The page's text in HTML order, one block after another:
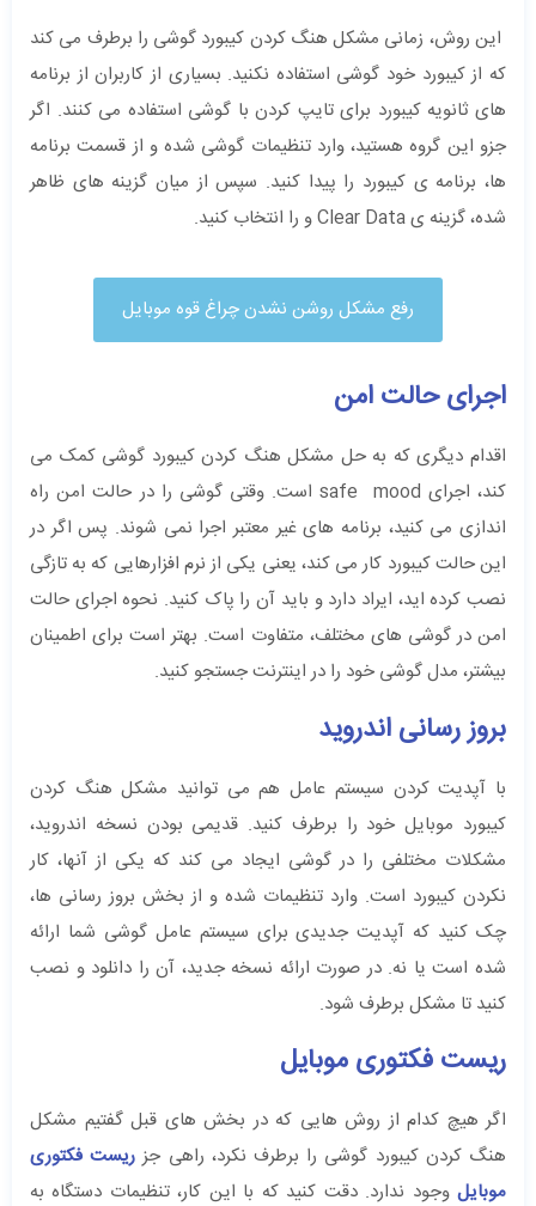
این روش، زمانی مشکل هنگ کردن کیبورد گوشی را برطرف می کند
که از کیبورد خود گوشی استفاده نکنید. بسیاری از کاربران از برنامه
های ثانویه کیبورد برای تایپ کردن با گوشی استفاده می کنند. اگر
جزو این گروه هستید، وارد تنظیمات گوشی شده و از قسمت برنامه
ها، برنامه ی کیبورد را پیدا کنید. سپس از میان گزینه های ظاهر
شده، گزینه ی Clear Data و را انتخاب کنید.
رفع مشکل روشن نشدن چراغ قوه موبایل
اجرای حالت امن
اقدام دیگری که به حل مشکل هنگ کردن کیبورد گوشی کمک می
کند، اجرای safe mood است. وقتی گوشی را در حالت امن راه
اندازی می کنید، برنامه های غیر معتبر اجرا نمی شوند. پس اگر در
این حالت کیبورد کار می کند، یعنی یکی از نرم افزارهایی که به تازگی
نصب کرده اید، ایراد دارد و باید آن را پاک کنید. نحوه اجرای حالت
امن در گوشی های مختلف، متفاوت است. بهتر است برای اطمینان
بیشتر، مدل گوشی خود را در اینترنت جستجو کنید.
بروز رسانی اندروید
با آپدیت کردن سیستم عامل هم می توانید مشکل هنگ کردن
کیبورد موبایل خود را برطرف کنید. قدیمی بودن نسخه اندروید،
مشکلات مختلفی را در گوشی ایجاد می کند که یکی از آنها، کار
نکردن کیبورد است. وارد تنظیمات شده و از بخش بروز رسانی ها،
چک کنید که آپدیت جدیدی برای سیستم عامل گوشی شما ارائه
شده است یا نه. در صورت ارائه نسخه جدید، آن را دانلود و نصب
کنید تا مشکل برطرف شود.
ریست فکتوری موبایل
اگر هیچ کدام از روش هایی که در بخش های قبل گفتیم مشکل
هنگ کردن کیبورد گوشی را برطرف نکرد، راهی جز ریست فکتوری
موبایل وجود ندارد. دقت کنید که با این کار، تنظیمات دستگاه به